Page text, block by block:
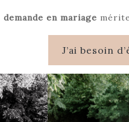
demande en mariage
J’ai besoin